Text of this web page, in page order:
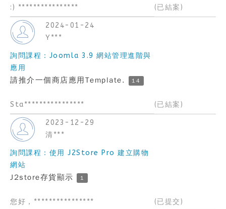
:) **************** (已結案)
2024-01-24
Y***
詢問課程：Joomla 3.9 網站管理進階與
應用
請推介一個商店應用Template. 14
Sta**************** (已結案)
2023-12-29
清***
詢問課程：使用 J2Store Pro 建立購物
網站
J2store存貨顯示 1
您好，**************** (已提交)